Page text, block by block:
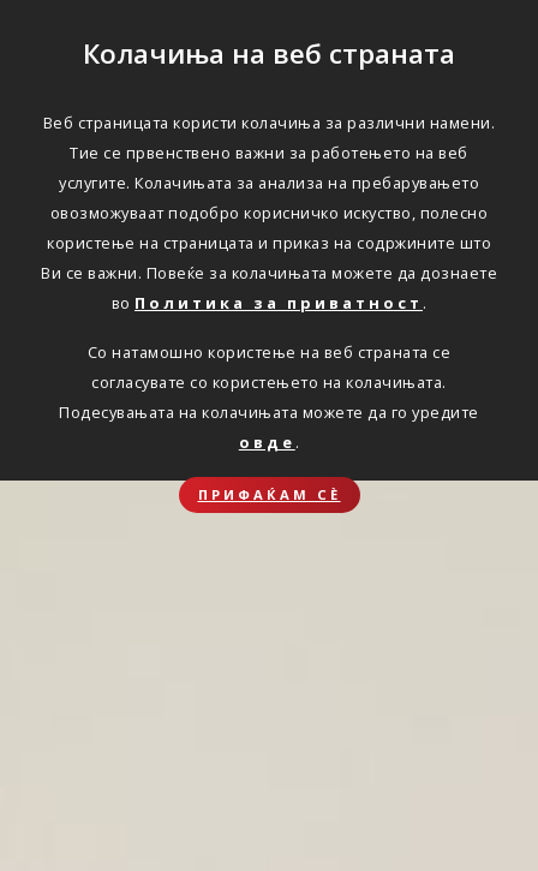
Колачиња на веб страната
Веб страницата користи колачиња за различни намени.
Тие се првенствено важни за работењето на веб
услугите. Колачињата за анализа на пребарувањето
овозможуваат подобро корисничко искуство, полесно
користење на страницата и приказ на содржините што
Ви се важни. Повеќе за колачињата можете да дознаете
во Политика за приватност .
Со натамошно користење на веб страната се
согласувате со користењето на колачињата.
Подесувањата на колачињата можете да го уредите
овде .
ПРИФАЌАМ СЀ